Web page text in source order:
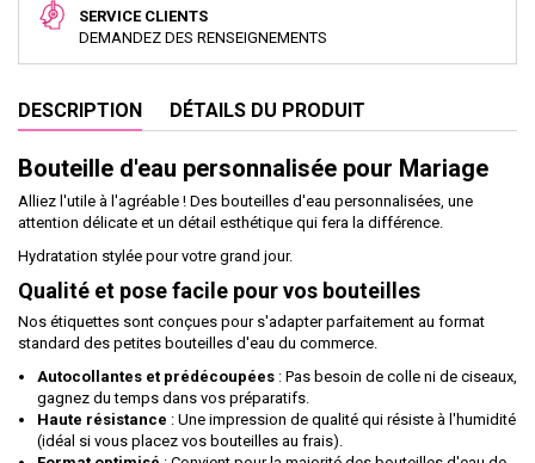
SERVICE CLIENTS
DEMANDEZ DES RENSEIGNEMENTS
DESCRIPTION DÉTAILS DU PRODUIT
Bouteille d'eau personnalisée pour Mariage
Alliez l'utile à l'agréable ! Des bouteilles d'eau personnalisées, une
attention délicate et un détail esthétique qui fera la différence.
Hydratation stylée pour votre grand jour.
Qualité et pose facile pour vos bouteilles
Nos étiquettes sont conçues pour s'adapter parfaitement au format
standard des petites bouteilles d'eau du commerce.
Autocollantes et prédécoupées : Pas besoin de colle ni de ciseaux,
gagnez du temps dans vos préparatifs.
Haute résistance : Une impression de qualité qui résiste à l'humidité
(idéal si vous placez vos bouteilles au frais).